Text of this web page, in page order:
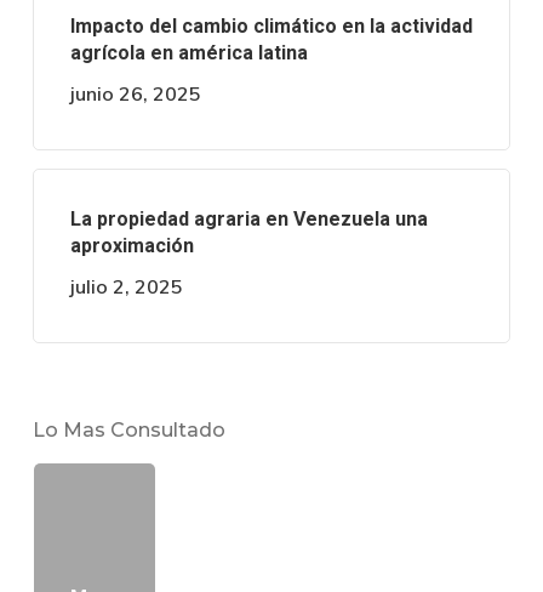
Impacto del cambio climático en la actividad
agrícola en américa latina
junio 26, 2025
La propiedad agraria en Venezuela una
aproximación
julio 2, 2025
Lo Mas Consultado